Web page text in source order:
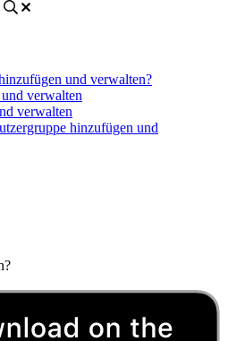
und verwalten?
verwalten
verwalten
hinzufügen und